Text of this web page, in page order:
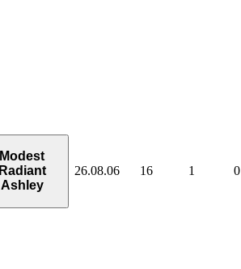
Modest
Radiant
Ashley
26.08.06 16 1 0